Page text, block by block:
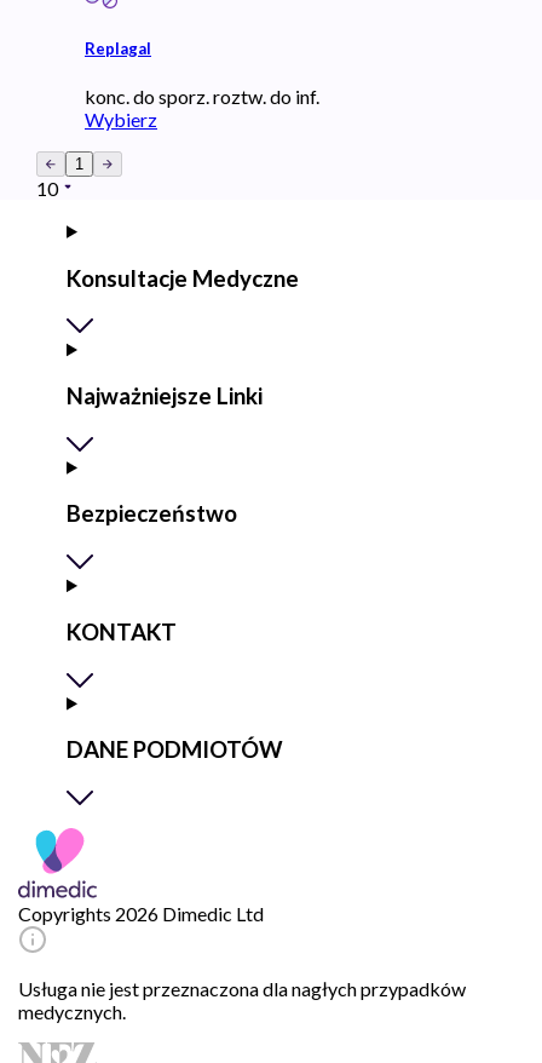
Replagal
konc. do sporz. roztw. do inf.
Wybierz
1
10
Konsultacje Medyczne
Najważniejsze Linki
Bezpieczeństwo
KONTAKT
DANE PODMIOTÓW
Copyrights 2026 Dimedic Ltd
Usługa nie jest przeznaczona dla nagłych przypadków
medycznych.